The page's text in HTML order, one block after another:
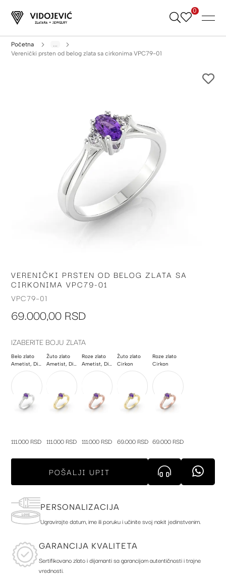
Skip
0
Početna
...
Verenički prsten od belog zlata sa cirkonima VPC79-01
Skip
to
the
of
gallery
VERENIČKI PRSTEN OD BELOG ZLATA SA
CIRKONIMA VPC79-01
VPC79-01
69.000,00 RSD
IZABERITE BOJU ZLATA
Belo zlato
Ametist, Dijamant
111.000 RSD
Žuto zlato
Ametist, Dijamant
111.000 RSD
Roze zlato
Ametist, Dijamant
111.000 RSD
Žuto zlato
Cirkon
69.000 RSD
Roze zlato
Cirkon
69.000 RSD
POŠALJI UPIT
PERSONALIZACIJA
Ugravirajte datum, ime ili poruku i učinite svoj nakit jedinstvenim.
GARANCIJA KVALITETA
Sertifikovano zlato i dijamanti sa garancijom autentičnosti i trajne
vrednosti.